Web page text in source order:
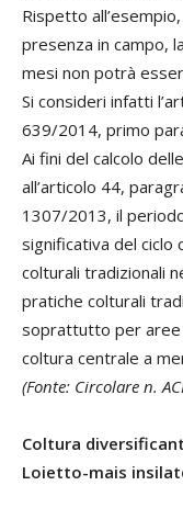
Rispetto
presenza in campo,
mesi non potrà
Si consideri infatti
639/2014, primo
Ai fini del calcolo
all’articolo 44,
1307/2013, il
significativa del ciclo
colturali tradizionali
pratiche colturali
soprattutto per aree
coltura centrale a
(Fonte: Circolare n.
Coltura
Loietto-mais